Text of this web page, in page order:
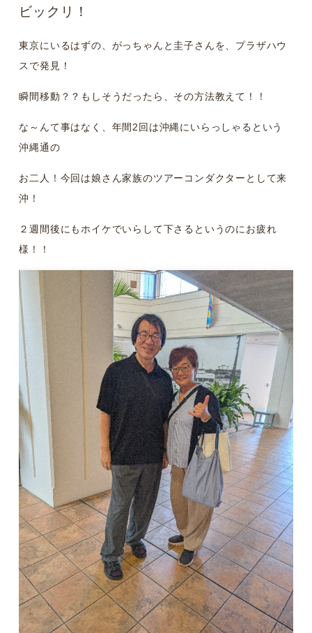
ビックリ！
東京にいるはずの、がっちゃんと圭子さんを、プラザハウ
スで発見！
瞬間移動？？もしそうだったら、その方法教えて！！
な～んて事はなく、年間2回は沖縄にいらっしゃるという
沖縄通の
お二人！今回は娘さん家族のツアーコンダクターとして来
沖！
２週間後にもホイケでいらして下さるというのにお疲れ
様！！